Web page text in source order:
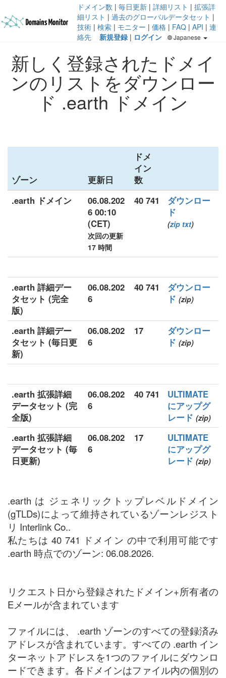
ドメイン数 | 毎日更新 | 詳細リスト | 拡張詳
細リスト | 過去のグローバルデータセット |
技術 | 検索 | モニター | 価格 | FAQ | API | 連
絡先
新規登録 | ログイン Japanese
新しく登録されたドメイ
ンのリストをダウンロー
ド .earth ドメイン
ゾーン 更新日
ドメ
イン
数
.earth ドメイン
06.08.202
6 00:10
(CET)
次回の更新
17 時間
40 741
ダウンロー
ド
(zip txt)
.earth 詳細デー
タセット (完全
版)
06.08.202
6
40 741
ダウンロー
ド (zip)
.earth 詳細デー
タセット (毎日更
新)
06.08.202
6
17
ダウンロー
ド (zip)
.earth 拡張詳細
データセット (完
全版)
06.08.202
6
40 741
ULTIMATE
にアップグ
レード (zip)
.earth 拡張詳細
データセット (毎
日更新)
06.08.202
6
17
ULTIMATE
にアップグ
レード (zip)
.earth は ジェネリックトップレベルドメイン
(gTLDs)によって維持されているゾーンレジスト
リ Interlink Co..
私たちは 40 741 ドメイン の中で利用可能です
.earth 時点でのゾーン: 06.08.2026.
リクエスト日から登録されたドメイン+所有者の
Eメールが含まれています
ファイルには、 .earth ゾーンのすべての登録済み
アドレスが含まれています。すべての .earth イン
ターネットアドレスを1つのファイルにダウンロ
ードできます。各ドメインはファイル内の個別の